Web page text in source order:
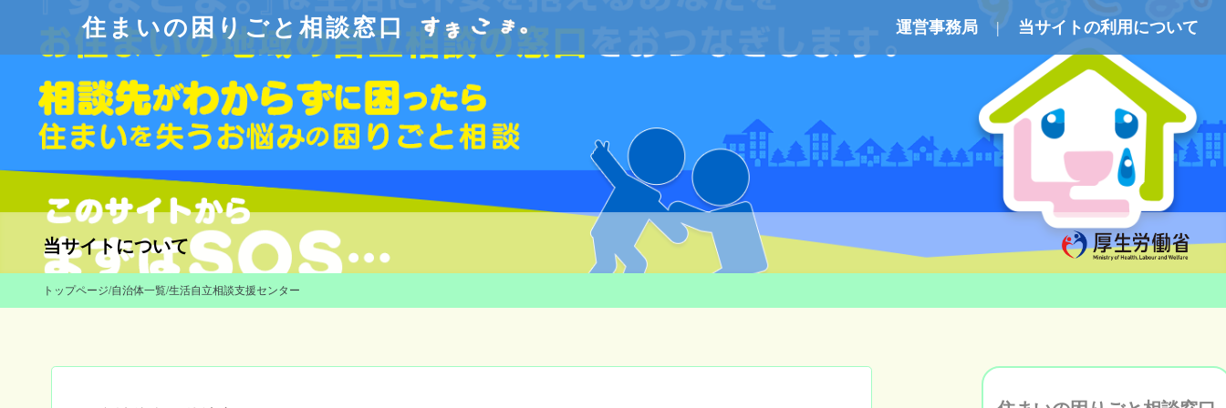
住まいの困りごと相談窓口 運営事務局 当サイトの利用について
当サイトについて
トップページ/自治体一覧/生活自立相談支援センター